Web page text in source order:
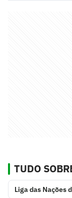
TUDO
Liga das Nações